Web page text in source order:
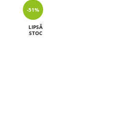
-51%
LIPSĂ
STOC